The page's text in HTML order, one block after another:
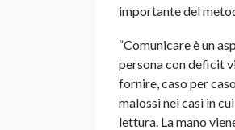
importante del
“Comunicare è un
persona con deficit
fornire, caso per
malossi nei casi in
lettura. La mano